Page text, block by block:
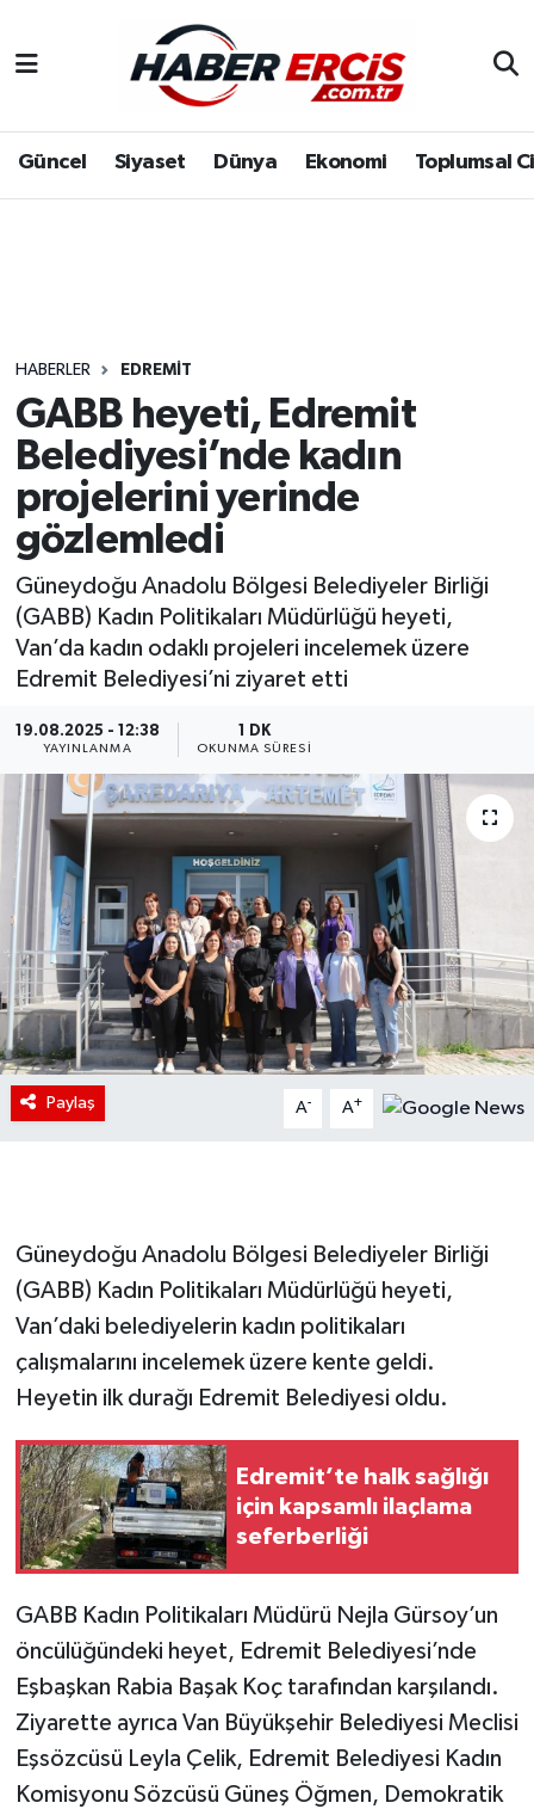
Güncel Siyaset Dünya Ekonomi Toplumsal
HABERLER EDREMIT
GABB heyeti, Edremit
Belediyesi’nde kadın
projelerini yerinde
gözlemledi
Güneydoğu Anadolu Bölgesi Belediyeler Birliği
(GABB) Kadın Politikaları Müdürlüğü heyeti,
Van’da kadın odaklı projeleri incelemek üzere
Edremit Belediyesi’ni ziyaret etti
19.08.2025 - 12:38
YAYINLANMA
1 DK
OKUNMA SÜRESI
Paylaş A- A+
Güneydoğu Anadolu Bölgesi Belediyeler Birliği
(GABB) Kadın Politikaları Müdürlüğü heyeti,
Van’daki belediyelerin kadın politikaları
çalışmalarını incelemek üzere kente geldi.
Heyetin ilk durağı Edremit Belediyesi oldu.
Edremit’te halk sağlığı
için kapsamlı ilaçlama
seferberliği
GABB Kadın Politikaları Müdürü Nejla Gürsoy’un
öncülüğündeki heyet, Edremit Belediyesi’nde
Eşbaşkan Rabia Başak Koç tarafından karşılandı.
Ziyarette ayrıca Van Büyükşehir Belediyesi Meclisi
Eşsözcüsü Leyla Çelik, Edremit Belediyesi Kadın
Komisyonu Sözcüsü Güneş Öğmen, Demokratik